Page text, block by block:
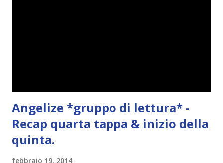
Angelize *gruppo di lettura* -
Recap quarta tappa & inizio della
quinta.
febbraio 19, 2014